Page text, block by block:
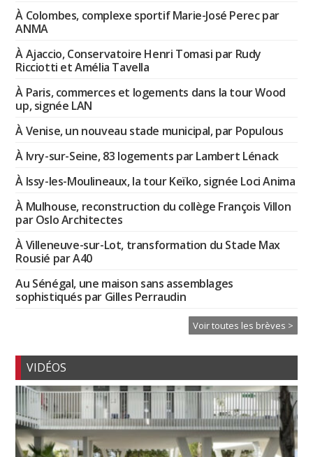
À Colombes, complexe sportif Marie-José Perec par
ANMA
À Ajaccio, Conservatoire Henri Tomasi par Rudy
Ricciotti et Amélia Tavella
À Paris, commerces et logements dans la tour Wood
up, signée LAN
À Venise, un nouveau stade municipal, par Populous
À Ivry-sur-Seine, 83 logements par Lambert Lénack
À Issy-les-Moulineaux, la tour Keïko, signée Loci Anima
À Mulhouse, reconstruction du collège François Villon
par Oslo Architectes
À Villeneuve-sur-Lot, transformation du Stade Max
Rousié par A40
Au Sénégal, une maison sans assemblages
sophistiqués par Gilles Perraudin
Voir toutes les brèves >
VIDÉOS